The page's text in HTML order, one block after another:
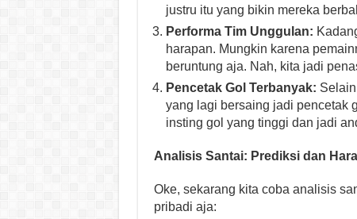
justru itu yang bikin mereka
Performa Tim Unggulan:
harapan. Mungkin karena
beruntung aja. Nah, kita jadi
Pencetak Gol Terbanyak:
yang lagi bersaing jadi pencetak
insting gol yang tinggi dan jadi
Analisis Santai: Prediksi dan
Oke, sekarang kita coba analisis
pribadi aja: